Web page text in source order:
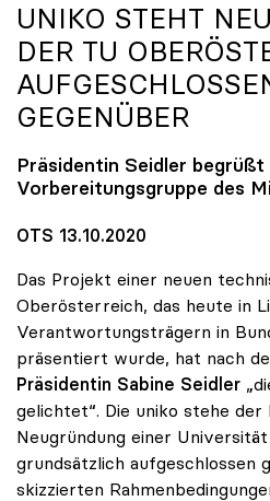
UNIKO STEHT
DER TU
GEGENÜBER
Präsidentin Seidler
Vorbereitungsgruppe des
OTS 13.10.2020
Das Projekt einer neuen
Oberösterreich, das heute in
Verantwortungsträgern in
präsentiert wurde, hat nach
Präsidentin Sabine Seidler
gelichtet“. Die uniko stehe der
Neugründung einer
grundsätzlich aufgeschlossen
skizzierten